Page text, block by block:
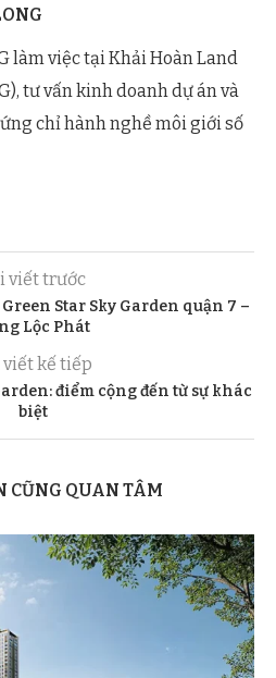
làm việc tại Khải Hoàn Land
tư vấn kinh doanh dự án và
chỉ hành nghề môi giới số
viết trước
Star Sky Garden quận 7 –
Lộc Phát
viết kế tiếp
điểm cộng đến từ sự khác
biệt
CŨNG QUAN TÂM